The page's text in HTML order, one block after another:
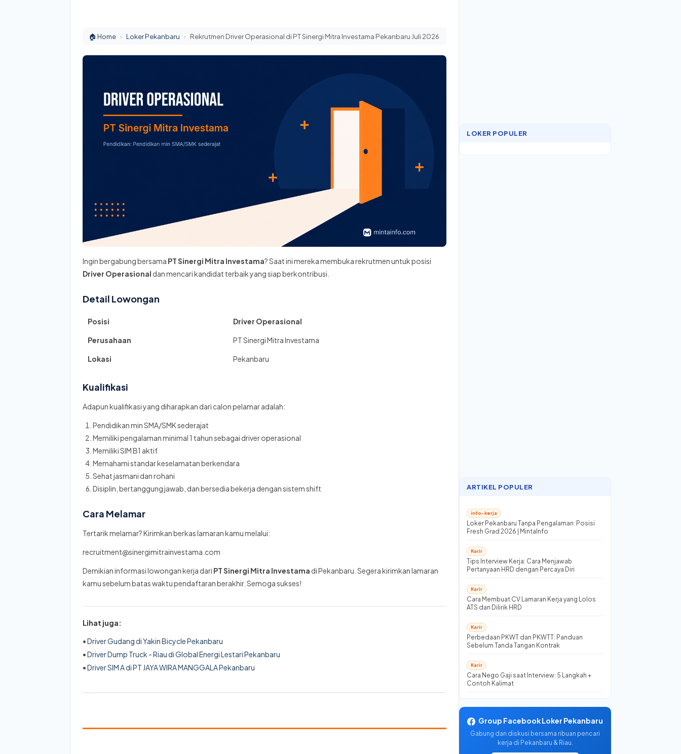
🏠 Home › Loker Pekanbaru › Rekrutmen Driver Operasional di PT Sinergi Mitra Investama Pekanbaru Juli 2026
Ingin bergabung bersama PT Sinergi Mitra Investama? Saat ini mereka membuka rekrutmen untuk posisi
Driver Operasional dan mencari kandidat terbaik yang siap berkontribusi.
Detail Lowongan
Posisi Driver Operasional
Perusahaan PT Sinergi Mitra Investama
Lokasi Pekanbaru
Kualifikasi
Adapun kualifikasi yang diharapkan dari calon pelamar adalah:
Pendidikan min SMA/SMK sederajat
Memiliki pengalaman minimal 1 tahun sebagai driver operasional
Memiliki SIM B1 aktif
Memahami standar keselamatan berkendara
Sehat jasmani dan rohani
Disiplin, bertanggung jawab, dan bersedia bekerja dengan sistem shift
Cara Melamar
Tertarik melamar? Kirimkan berkas lamaran kamu melalui:
recruitment@sinergimitrainvestama.com
Demikian informasi lowongan kerja dari PT Sinergi Mitra Investama di Pekanbaru. Segera kirimkan lamaran
kamu sebelum batas waktu pendaftaran berakhir. Semoga sukses!
Lihat juga:
•Driver Gudang di Yakin Bicycle Pekanbaru
•Driver Dump Truck - Riau di Global Energi Lestari Pekanbaru
•Driver SIM A di PT JAYA WIRA MANGGALA Pekanbaru
LOKER POPULER
ARTIKEL POPULER
info-kerja
Loker Pekanbaru Tanpa Pengalaman: Posisi
Fresh Grad 2026 | MintaInfo
Karir
Tips Interview Kerja: Cara Menjawab
Pertanyaan HRD dengan Percaya Diri
Karir
Cara Membuat CV Lamaran Kerja yang Lolos
ATS dan Dilirik HRD
Karir
Perbedaan PKWT dan PKWTT: Panduan
Sebelum Tanda Tangan Kontrak
Karir
Cara Nego Gaji saat Interview: 5 Langkah +
Contoh Kalimat
Group Facebook Loker Pekanbaru
Gabung dan diskusi bersama ribuan pencari
kerja di Pekanbaru & Riau.